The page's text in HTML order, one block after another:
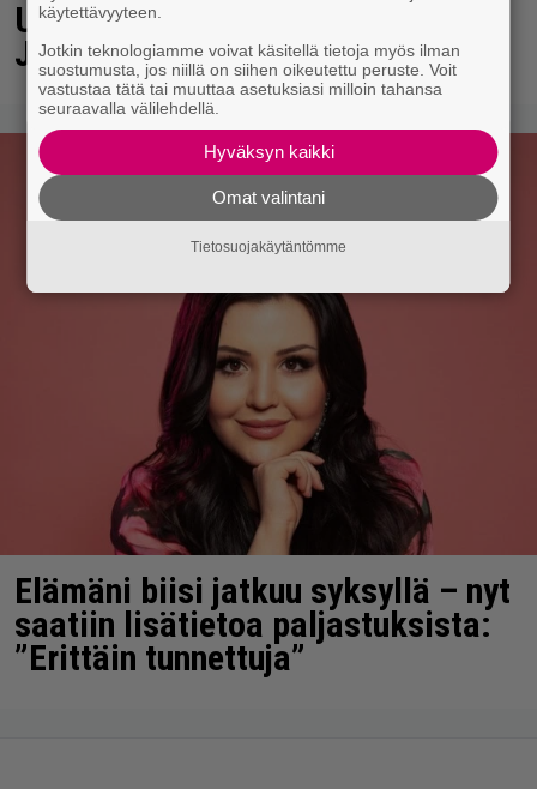
Uuno: Hjallis Harkimo, 72, ja
Jasmine, 38, sanovat tahdon
Elämäni biisi jatkuu syksyllä – nyt
saatiin lisätietoa paljastuksista:
”Erittäin tunnettuja”
käytettävyyteen.
Jotkin teknologiamme voivat käsitellä tietoja myös ilman
suostumusta, jos niillä on siihen oikeutettu peruste. Voit
vastustaa tätä tai muuttaa asetuksiasi milloin tahansa
seuraavalla välilehdellä.
Hyväksyn kaikki
Omat valintani
Tietosuojakäytäntömme